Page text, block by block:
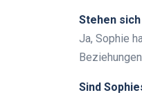
Stehen
Ja, Sophie
Sind